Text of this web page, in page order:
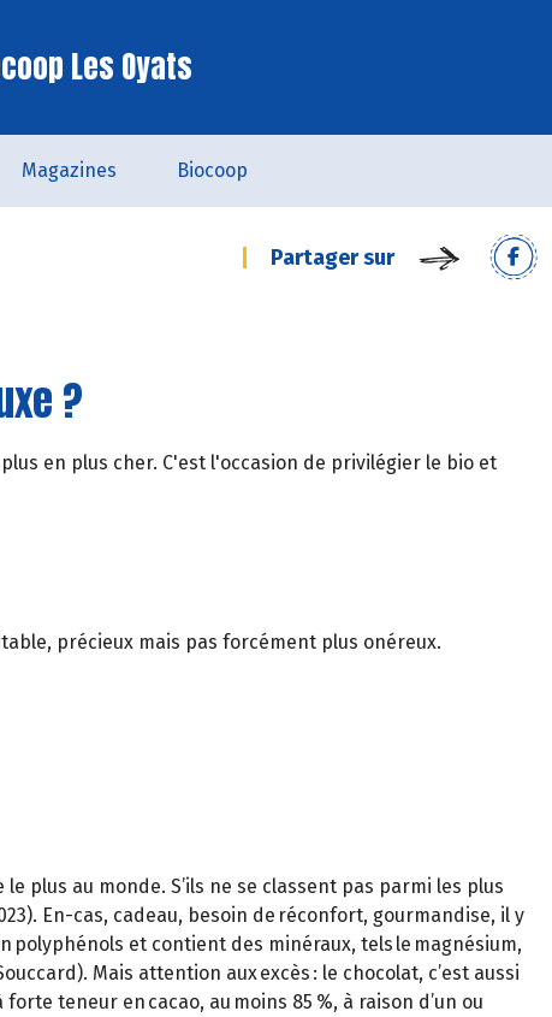
Les Oyats
Magazines Biocoop
Partager sur
?
en plus cher. C'est l'occasion de privilégier le bio et
précieux mais pas forcément plus onéreux.
plus au monde. S’ils ne se classent pas parmi les plus
En-cas, cadeau, besoin de réconfort, gourmandise, il y
polyphénols et contient des minéraux, tels le magnésium,
Mais attention aux excès : le chocolat, c’est aussi
teneur en cacao, au moins 85 %, à raison d’un ou